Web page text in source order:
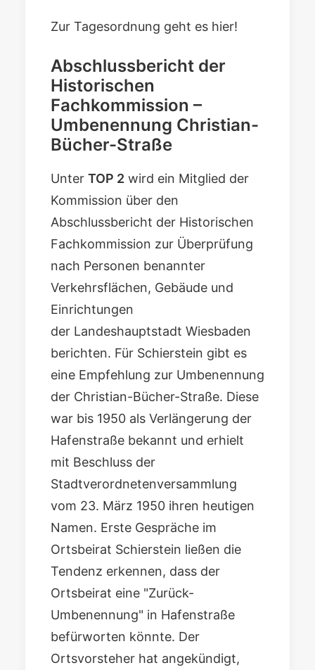
Zur Tagesordnung geht es hier!
Abschlussbericht der
Historischen
Fachkommission –
Umbenennung Christian-
Bücher-Straße
Unter TOP 2 wird ein Mitglied der
Kommission über den
Abschlussbericht der Historischen
Fachkommission zur Überprüfung
nach Personen benannter
Verkehrsflächen, Gebäude und
Einrichtungen
der Landeshauptstadt Wiesbaden
berichten. Für Schierstein gibt es
eine Empfehlung zur Umbenennung
der Christian-Bücher-Straße. Diese
war bis 1950 als Verlängerung der
Hafenstraße bekannt und erhielt
mit Beschluss der
Stadtverordnetenversammlung
vom 23. März 1950 ihren heutigen
Namen. Erste Gespräche im
Ortsbeirat Schierstein ließen die
Tendenz erkennen, dass der
Ortsbeirat eine "Zurück-
Umbenennung" in Hafenstraße
befürworten könnte. Der
Ortsvorsteher hat angekündigt,